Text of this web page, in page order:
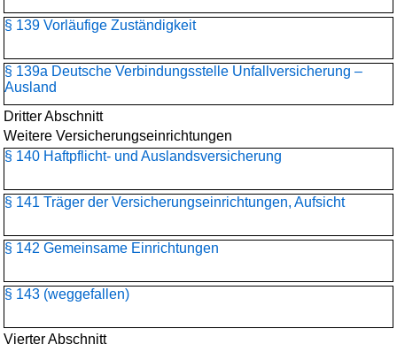
§ 139 Vorläufige Zuständigkeit
§ 139a Deutsche Verbindungsstelle Unfallversicherung –
Ausland
Dritter Abschnitt
Weitere Versicherungseinrichtungen
§ 140 Haftpflicht- und Auslandsversicherung
§ 141 Träger der Versicherungseinrichtungen, Aufsicht
§ 142 Gemeinsame Einrichtungen
§ 143 (weggefallen)
Vierter Abschnitt